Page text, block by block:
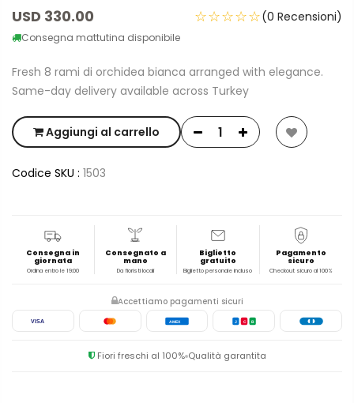
USD 330.00
Consegna mattutina disponibile
☆☆☆☆☆(0 Recensioni)
Fresh 8 rami di orchidea bianca arranged with elegance.
Same-day delivery available across Turkey
Aggiungi al carrello
Codice SKU : 1503
Consegna in
giornata
Ordina entro le 19:00
Consegnato a
mano
Da fioristi locali
Biglietto
gratuito
Biglietto personale incluso
Pagamento
sicuro
Checkout sicuro al 100%
Accettiamo pagamenti sicuri
VISA AMEX J C B
Fiori freschi al 100% Qualità garantita